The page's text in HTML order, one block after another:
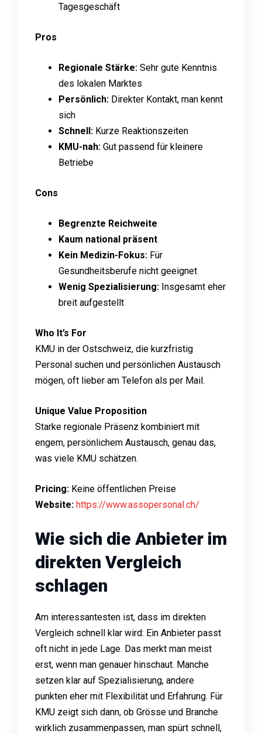
Tagesgeschäft
Pros
Regionale Stärke: Sehr gute Kenntnis
des lokalen Marktes
Persönlich: Direkter Kontakt, man kennt
sich
Schnell: Kurze Reaktionszeiten
KMU-nah: Gut passend für kleinere
Betriebe
Cons
Begrenzte Reichweite
Kaum national präsent
Kein Medizin-Fokus: Für
Gesundheitsberufe nicht geeignet
Wenig Spezialisierung: Insgesamt eher
breit aufgestellt
Who It’s For
KMU in der Ostschweiz, die kurzfristig
Personal suchen und persönlichen Austausch
mögen, oft lieber am Telefon als per Mail.
Unique Value Proposition
Starke regionale Präsenz kombiniert mit
engem, persönlichem Austausch, genau das,
was viele KMU schätzen.
Pricing: Keine öffentlichen Preise
Website: https://www.assopersonal.ch/
Wie sich die Anbieter im
direkten Vergleich
schlagen
Am interessantesten ist, dass im direkten
Vergleich schnell klar wird: Ein Anbieter passt
oft nicht in jede Lage. Das merkt man meist
erst, wenn man genauer hinschaut. Manche
setzen klar auf Spezialisierung, andere
punkten eher mit Flexibilität und Erfahrung. Für
KMU zeigt sich dann, ob Grösse und Branche
wirklich zusammenpassen, man spürt schnell,